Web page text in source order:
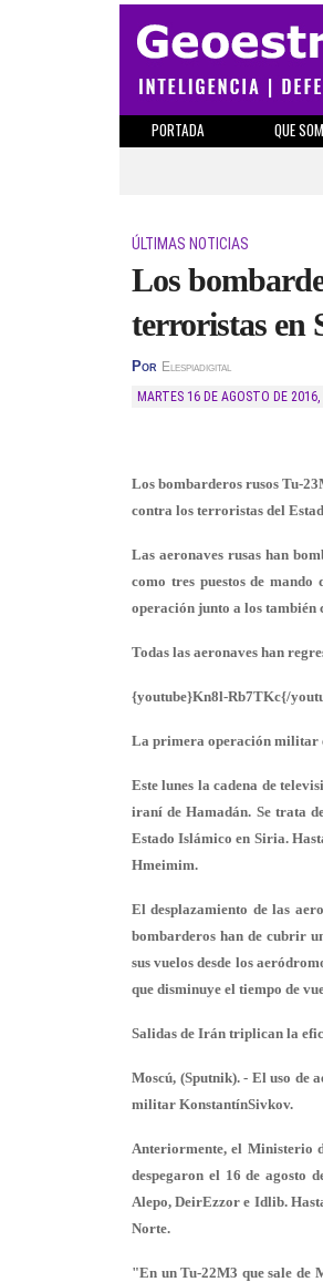
PORTADA QUE
ÚLTIMAS NOTICIAS
Los
terroristas en
Por Elespiadigital
MARTES 16 DE AGOSTO DE 2016,
Los bombarderos rusos Tu-
contra los terroristas del
Las aeronaves rusas han
como tres puestos de
operación junto a los también
Todas las aeronaves han
{youtube}Kn8l-Rb7TKc{/
La primera operación militar
Este lunes la cadena de
iraní de Hamadán. Se trata
Estado Islámico en Siria.
Hmeimim.
El desplazamiento de las
bombarderos han de cubrir
sus vuelos desde los
que disminuye el tiempo de
Salidas de Irán triplican la
Moscú, (Sputnik). - El uso de
militar KonstantínSivkov.
Anteriormente, el Ministerio
despegaron el 16 de agosto
Alepo, DeirEzzor e Idlib.
Norte.
"En un Tu-22M3 que sale de